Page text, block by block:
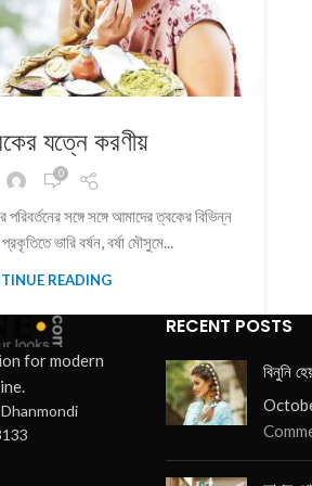
যত্নে করণীয়
0
সঙ্গে সঙ্গে আমাদের ত্বকের বিভিন্ন
ভারি বর্ষন, বর্ষা মৌসুমে...
READING
for modern
RECENT POSTS
বিনুনি